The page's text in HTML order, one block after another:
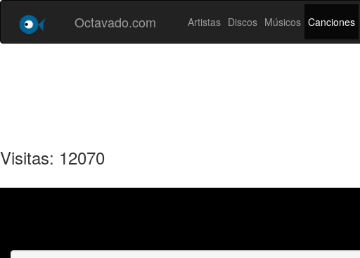
Octavado.com Artistas Discos Músicos Canciones
Visitas: 12070